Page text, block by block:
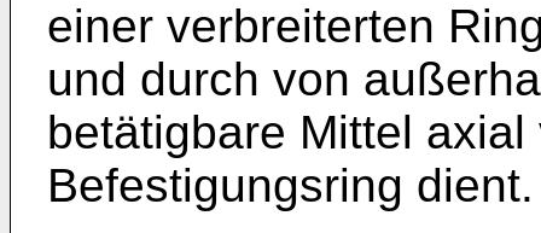
einer verbreiterten
und durch von
betätigbare Mittel
Befestigungsring dient.